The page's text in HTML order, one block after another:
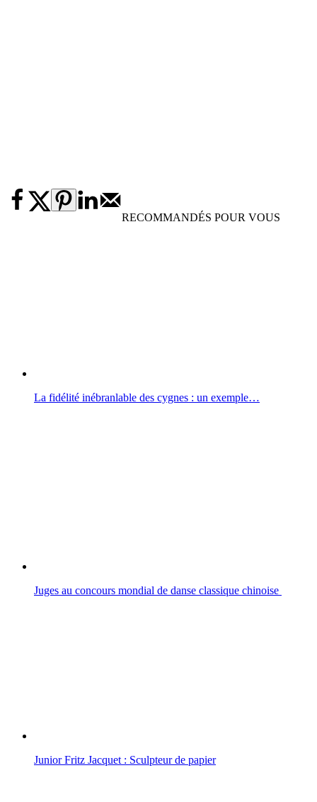
RECOMMANDÉS POUR VOUS
La fidélité inébranlable des cygnes : un exemple…
Juges au concours mondial de danse classique chinoise
Junior Fritz Jacquet : Sculpteur de papier